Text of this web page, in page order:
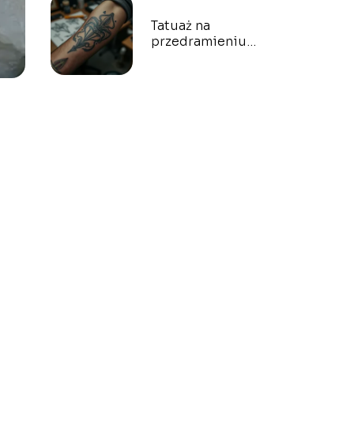
Tatuaż na
przedramieniu